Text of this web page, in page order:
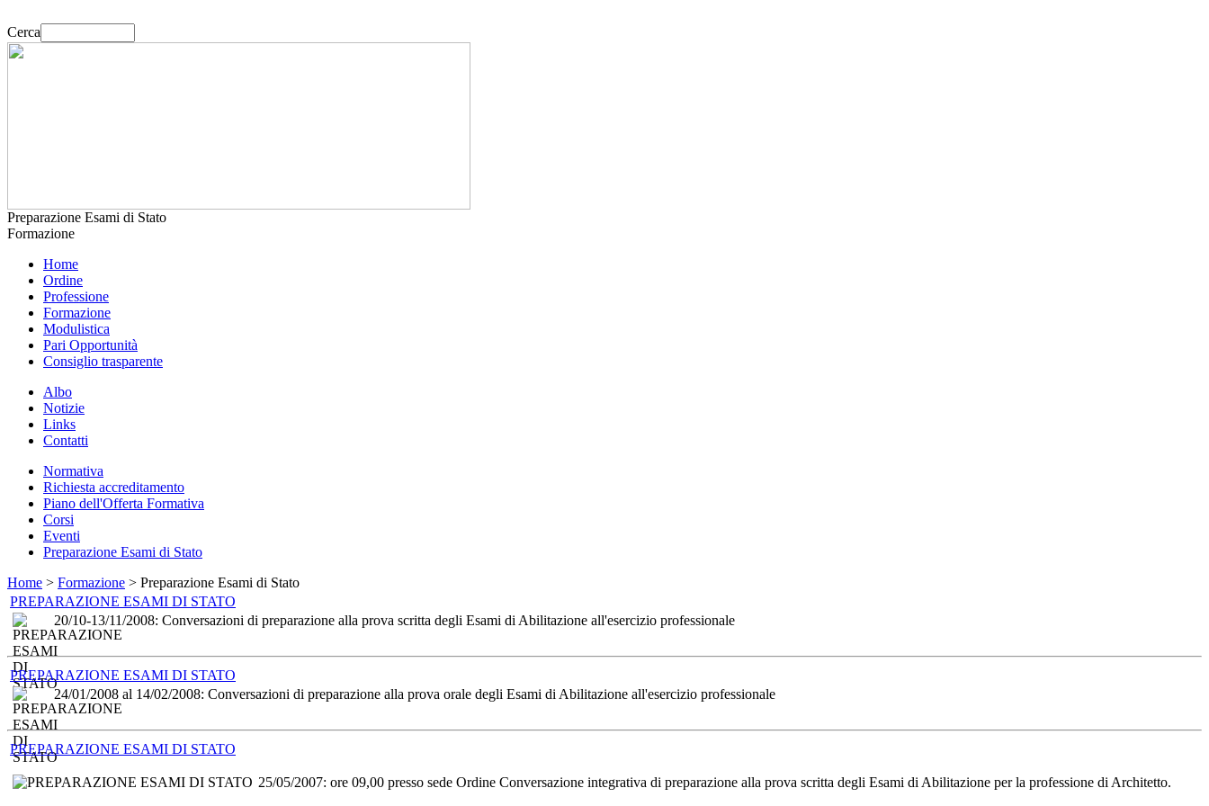
Cerca
Preparazione Esami di Stato
Formazione
Home
Ordine
Professione
Formazione
Modulistica
Pari Opportunità
Consiglio trasparente
Albo
Notizie
Links
Contatti
Normativa
Richiesta accreditamento
Piano dell'Offerta Formativa
Corsi
Eventi
Preparazione Esami di Stato
Home > Formazione > Preparazione Esami di Stato
PREPARAZIONE ESAMI DI STATO
20/10-13/11/2008: Conversazioni di preparazione alla prova scritta degli Esami di Abilitazione all'esercizio professionale
PREPARAZIONE ESAMI DI STATO
24/01/2008 al 14/02/2008: Conversazioni di preparazione alla prova orale degli Esami di Abilitazione all'esercizio professionale
PREPARAZIONE ESAMI DI STATO
25/05/2007: ore 09,00 presso sede Ordine Conversazione integrativa di preparazione alla prova scritta degli Esami di Abilitazione per la professione di Architetto.